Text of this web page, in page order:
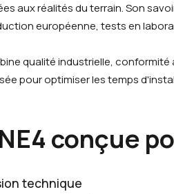
aux réalités du terrain. Son
européenne, tests en
qualité industrielle,
pour optimiser les temps
conçue
technique